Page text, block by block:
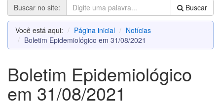
Buscar no site:
Buscar
Você está aqui: Página inicial
Notícias
Boletim Epidemiológico em 31/08/2021
Boletim Epidemiológico
em 31/08/2021